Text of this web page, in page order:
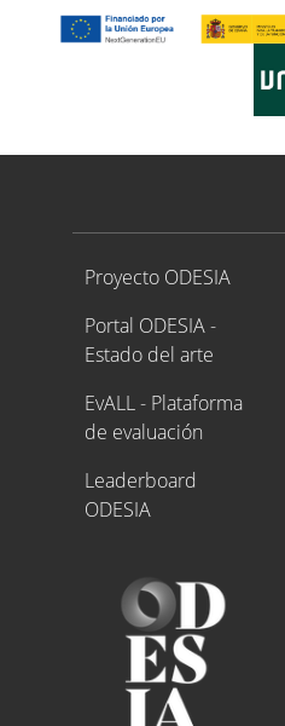
Proyecto ODESIA
Proyecto ODESIA
Portal ODESIA -
Estado del arte
EvALL - Plataforma
de evaluación
Leaderboard
ODESIA